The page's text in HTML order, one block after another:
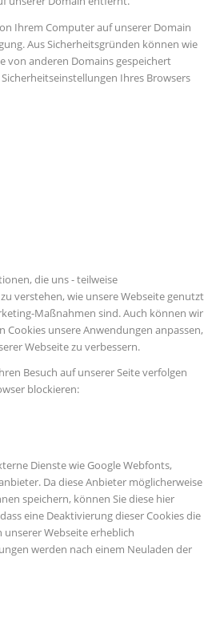
Ihrem Computer auf unserer Domain
Aus Sicherheitsgründen können wie
von anderen Domains gespeichert
Ihres Browsers
die uns - teilweise
verstehen, wie unsere Webseite genutzt
Maßnahmen sind. Auch können wir
Cookies unsere Anwendungen anpassen,
Webseite zu verbessern.
Besuch auf unserer Seite verfolgen
blockieren:
Dienste wie Google Webfonts,
Da diese Anbieter möglicherweise
speichern, können Sie diese hier
eine Deaktivierung dieser Cookies die
Webseite erheblich
werden nach einem Neuladen der